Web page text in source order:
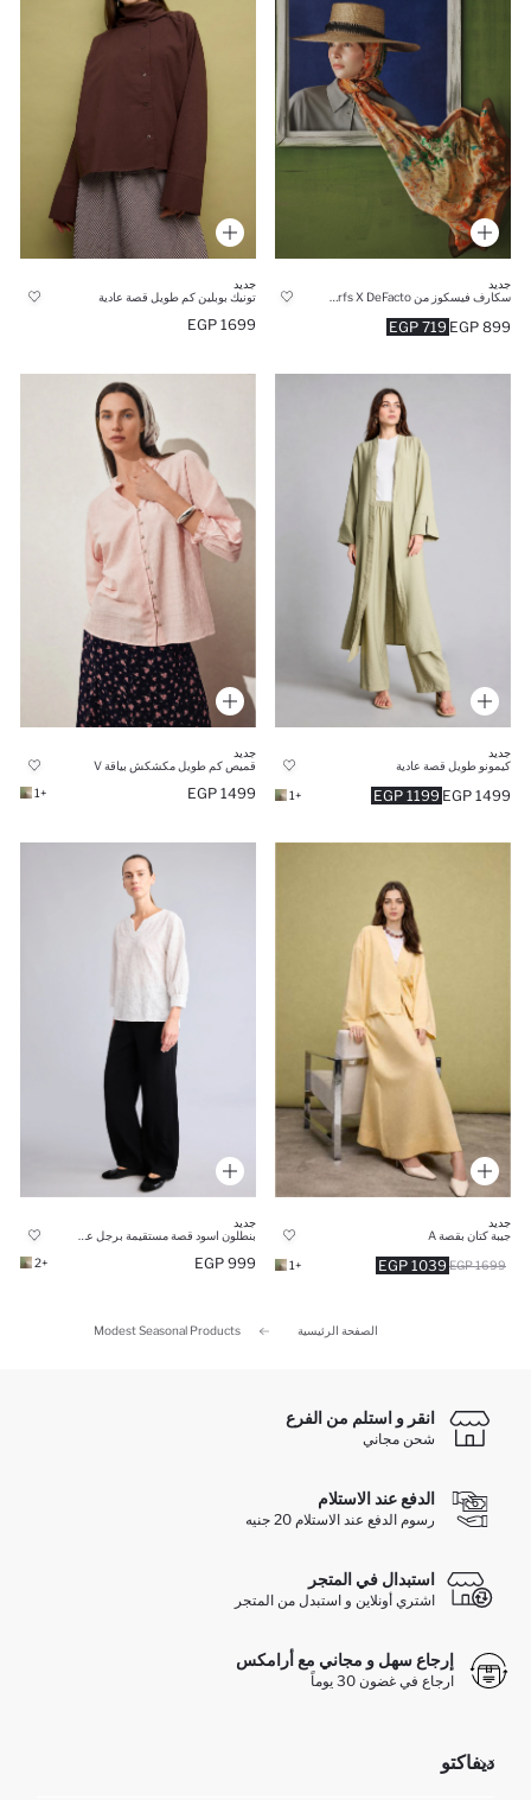
جديد
719 EGP 899 EGP
جديد
تونيك بوبلين كم طويل قصة عادية
1699 EGP
جديد
كيمونو طويل قصة عادية
1199 EGP 1499 EGP
+1
جديد
قميص كم طويل مكشكش بياقة V
1499 EGP
+1
جديد
جيبة كتان بقصة A
1039 EGP 1699 EGP
+1
جديد
999 EGP
+2
الصفحة الرئيسية Modest Seasonal Products
انقر و استلم من الفرع
شحن مجاني
الدفع عند الاستلام
رسوم الدفع عند الاستلام 20 جنيه
استبدال في المتجر
اشتري أونلاين و استبدل من المتجر
إرجاع سهل و مجاني مع أرامكس
ارجاع في غضون 30 يوماً
ديفاكتو